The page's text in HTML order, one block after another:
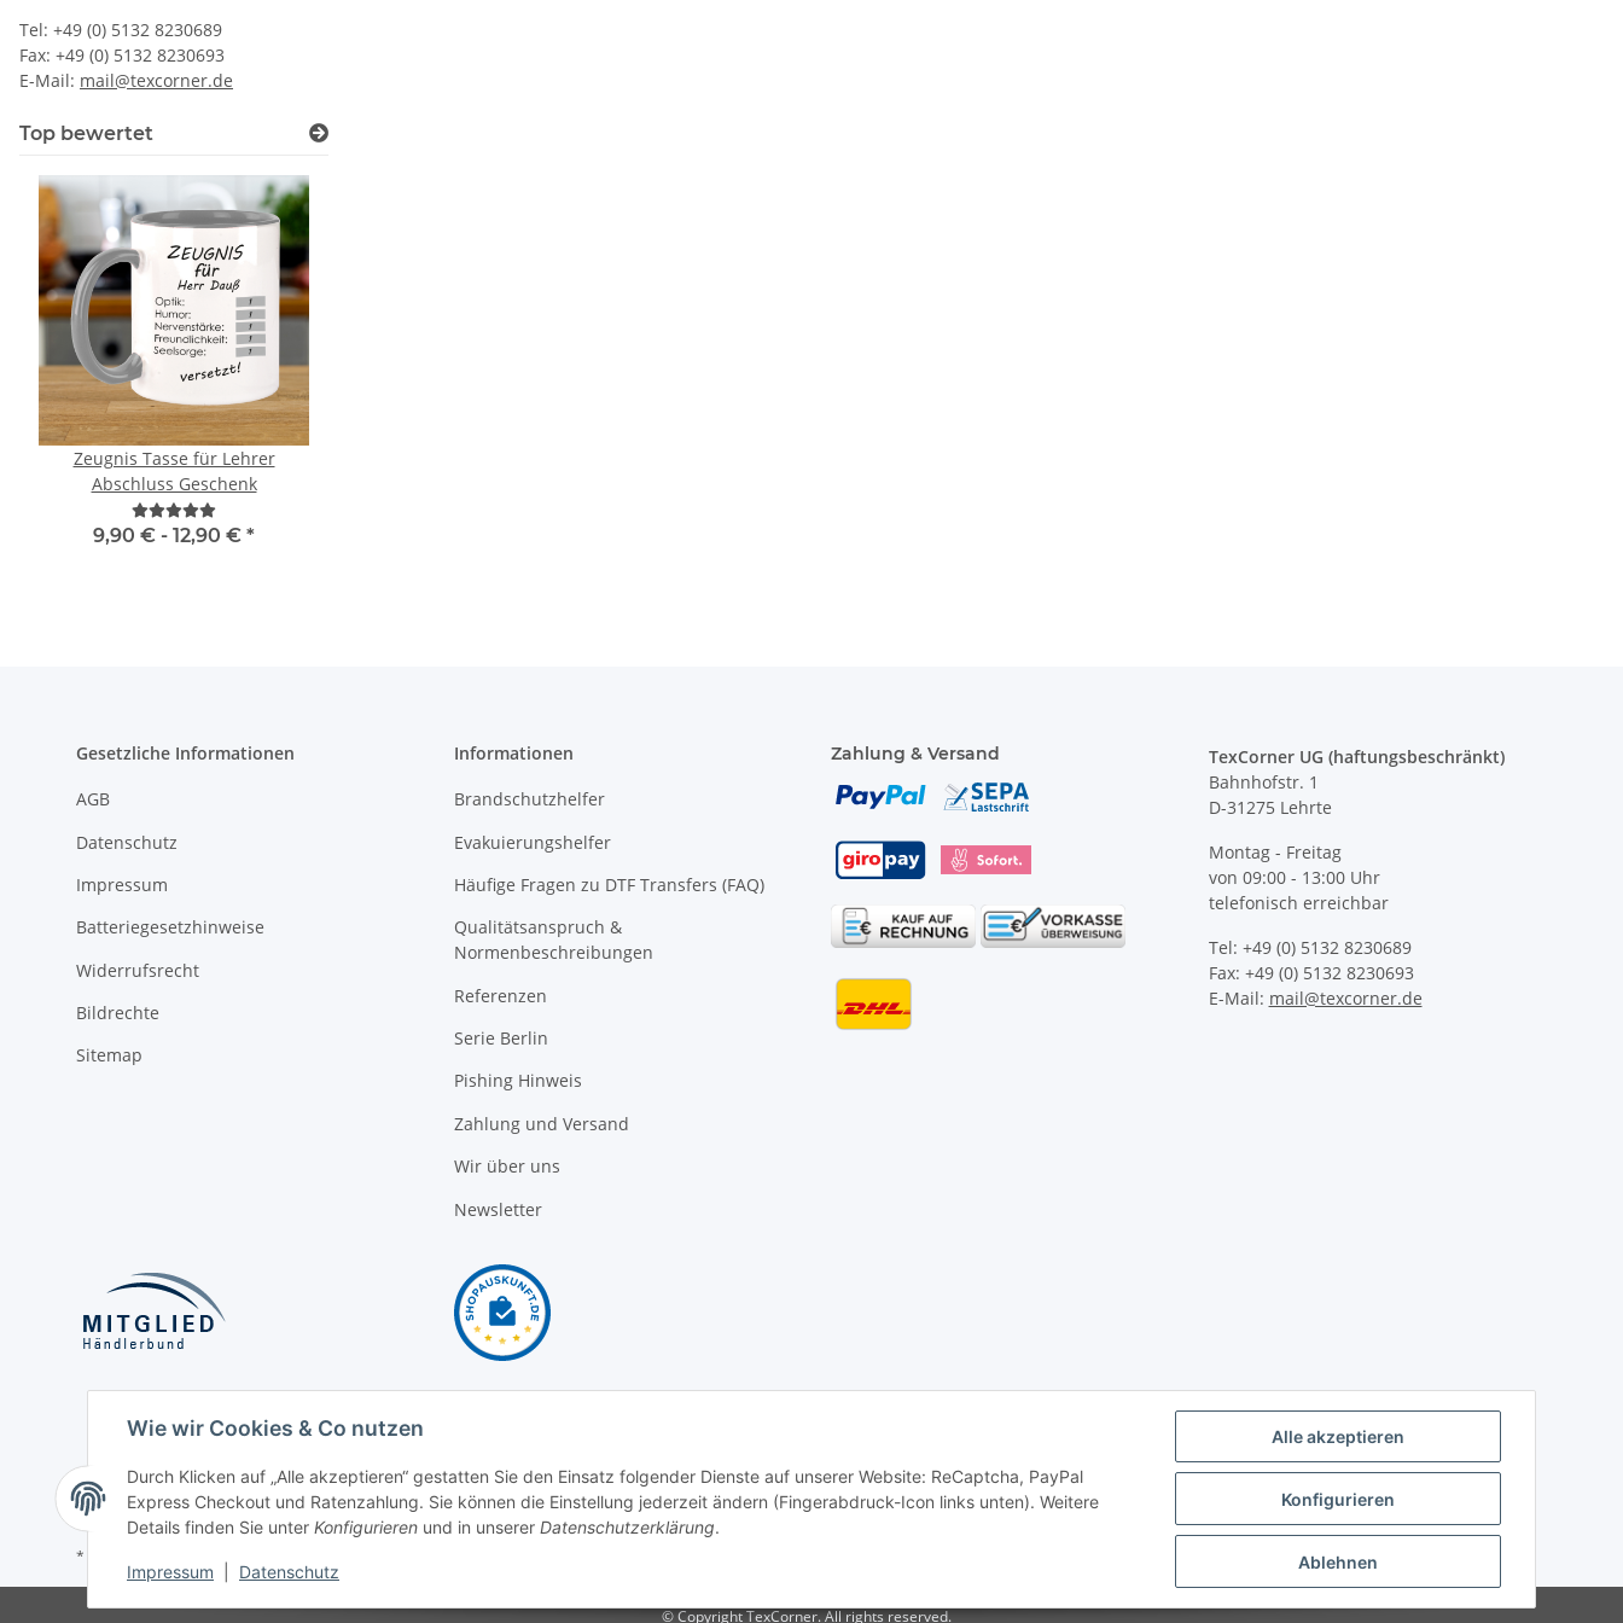
Tel: +49 (0) 5132 8230689
Fax: +49 (0) 5132 8230693
E-Mail: mail@texcorner.de
Top bewertet
Zeugnis Tasse für Lehrer
Abschluss Geschenk
9,90 € - 12,90 € *
Gesetzliche Informationen
AGB
Datenschutz
Impressum
Batteriegesetzhinweise
Widerrufsrecht
Bildrechte
Sitemap
Informationen
Brandschutzhelfer
Evakuierungshelfer
Häufige Fragen zu DTF Transfers (FAQ)
Qualitätsanspruch &
Normenbeschreibungen
Referenzen
Serie Berlin
Pishing Hinweis
Zahlung und Versand
Wir über uns
Newsletter
Zahlung & Versand
TexCorner UG (haftungsbeschränkt)
Bahnhofstr. 1
D-31275 Lehrte
Montag - Freitag
von 09:00 - 13:00 Uhr
telefonisch erreichbar
Tel: +49 (0) 5132 8230689
Fax: +49 (0) 5132 8230693
E-Mail: mail@texcorner.de
* Alle Preise inkl. gesetzlicher USt., zzgl.
© Copyright TexCorner. All rights reserved.
Wie wir Cookies & Co nutzen
Durch Klicken auf „Alle akzeptieren“ gestatten Sie den Einsatz folgender Dienste auf unserer Website: ReCaptcha, PayPal
Express Checkout und Ratenzahlung. Sie können die Einstellung jederzeit ändern (Fingerabdruck-Icon links unten). Weitere
Details finden Sie unter Konfigurieren und in unserer Datenschutzerklärung.
Impressum Datenschutz
Alle akzeptieren
Konfigurieren
Ablehnen